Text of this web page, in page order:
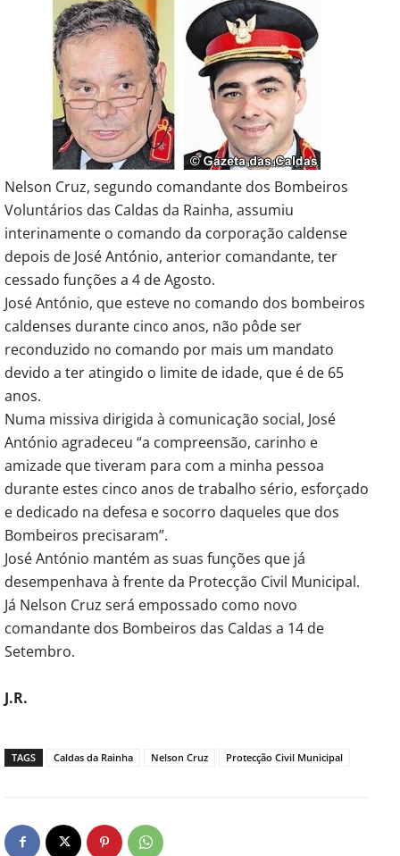
Nelson Cruz, segundo comandante dos Bombeiros
Voluntários das Caldas da Rainha, assumiu
interinamente o comando da corporação caldense
depois de José António, anterior comandante, ter
cessado funções a 4 de Agosto.
José António, que esteve no comando dos bombeiros
caldenses durante cinco anos, não pôde ser
reconduzido no comando por mais um mandato
devido a ter atingido o limite de idade, que é de 65
anos.
Numa missiva dirigida à comunicação social, José
António agradeceu “a compreensão, carinho e
amizade que tiveram para com a minha pessoa
durante estes cinco anos de trabalho sério, esforçado
e dedicado na defesa e socorro daqueles que dos
Bombeiros precisaram”.
José António mantém as suas funções que já
desempenhava à frente da Protecção Civil Municipal.
Já Nelson Cruz será empossado como novo
comandante dos Bombeiros das Caldas a 14 de
Setembro.
J.R.
TAGS Caldas da Rainha Nelson Cruz Protecção Civil Municipal